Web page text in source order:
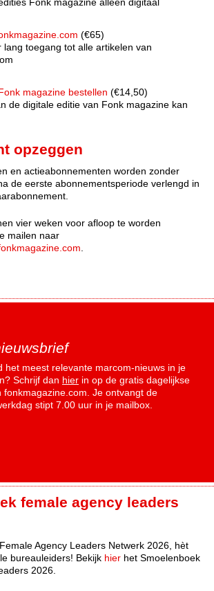
(€65)
lang toegang tot alle artikelen van
magazine bestellen (€14,50)
de digitale editie van Fonk magazine kan
opzeggen
en actieabonnementen worden zonder
de eerste abonnementsperiode verlengd in
vier weken voor afloop te worden
mailen naar
het meest relevante marcom-nieuws in je
Schrijf dan hier in op de gratis dagelijkse
fonkmagazine.com. Je ontvangt de
stipt 7.00 uur in je mailbox.
female agency leaders
Agency Leaders Netwerk 2026, hèt
bureauleiders! Bekijk hier het Smoelenboek
2026.